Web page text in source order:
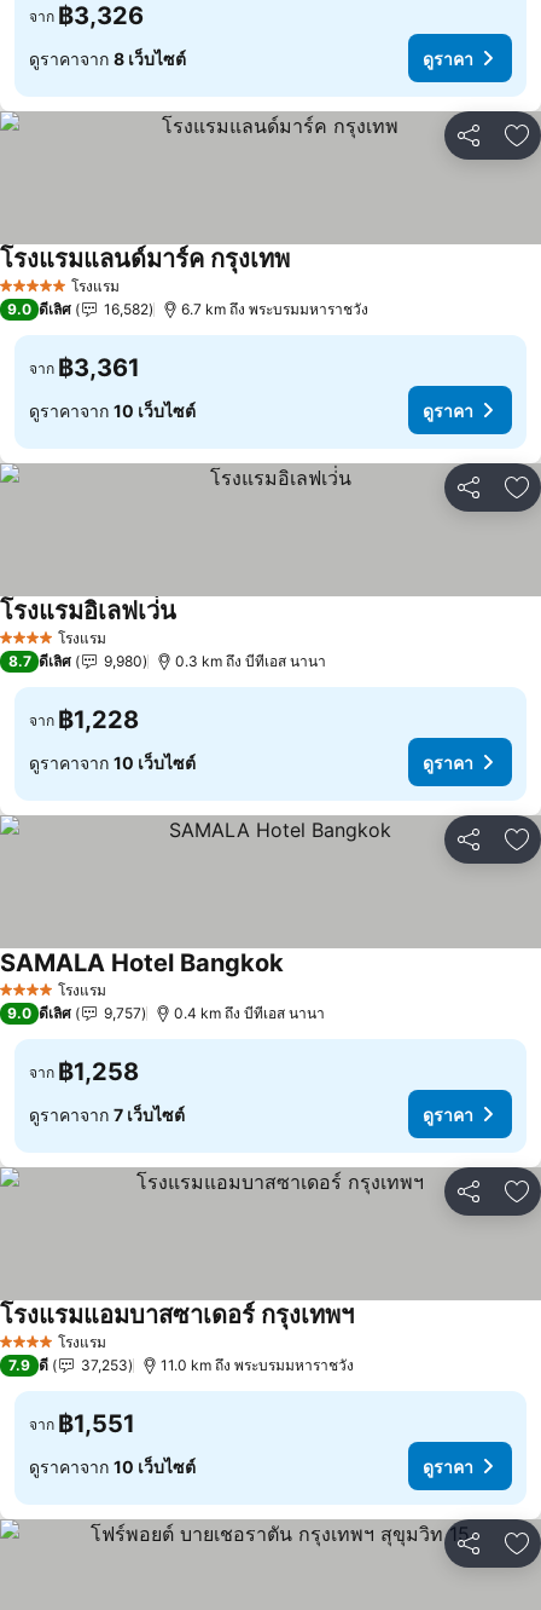
จาก ฿3,326
ดูราคาจาก 8 เว็บไซต์ ดูราคา
แชร์ เ
5 ดาว โรงแรม
โรงแรมแลนด์มาร์ค กรุงเทพ
9.0 ดีเลิศ 16,582 6.7 km ถึง พระบรมมหาราชวัง
จาก ฿3,361
ดูราคาจาก 10 เว็บไซต์ ดูราคา
แชร์ เ
4 ดาว โรงแรม
โรงแรมอิเลฟเว่่น
8.7 ดีเลิศ 9,980 0.3 km ถึง บีทีเอส นานา
จาก ฿1,228
ดูราคาจาก 10 เว็บไซต์ ดูราคา
แชร์ เ
4 ดาว โรงแรม
SAMALA Hotel Bangkok
9.0 ดีเลิศ 9,757 0.4 km ถึง บีทีเอส นานา
จาก ฿1,258
ดูราคาจาก 7 เว็บไซต์ ดูราคา
แชร์ เ
4 ดาว โรงแรม
โรงแรมแอมบาสซาเดอร์ กรุงเทพฯ
7.9 ดี 37,253 11.0 km ถึง พระบรมมหาราชวัง
จาก ฿1,551
ดูราคาจาก 10 เว็บไซต์ ดูราคา
แชร์ เ